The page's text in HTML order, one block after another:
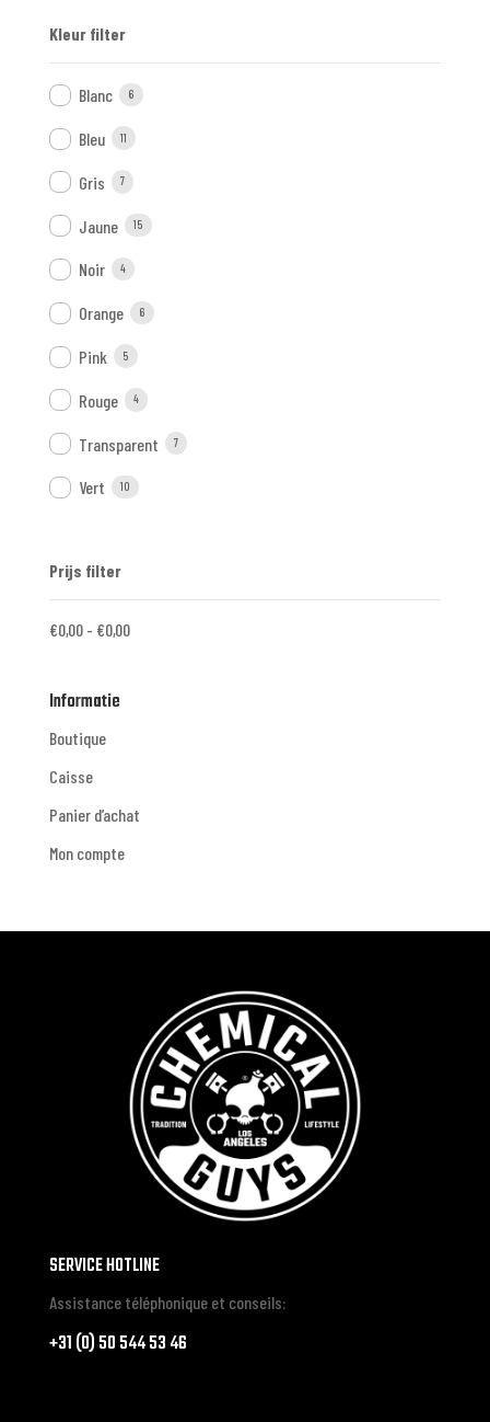
Kleur filter
Blanc 6
Bleu 11
Gris 7
Jaune 15
Noir 4
Orange 6
Pink 5
Rouge 4
Transparent 7
Vert 10
Prijs filter
€0,00- €0,00
Informatie
Boutique
Caisse
Panier d’achat
Mon compte
SERVICE HOTLINE
Assistance téléphonique et conseils:
+31 (0) 50 544 53 46